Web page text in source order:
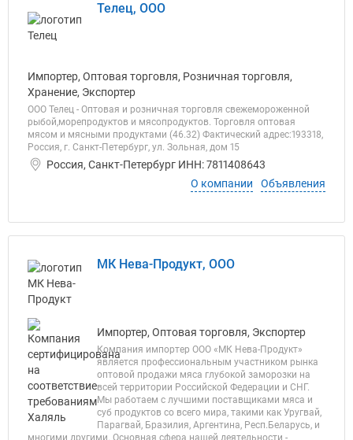
Телец, ООО
Импортер, Оптовая торговля, Розничная торговля,
Хранение, Экспортер
ООО Телец - Оптовая и розничная торговля свежемороженной
рыбой,морепродуктов и мясопродуктов. Торговля оптовая
мясом и мясными продуктами (46.32) Фактический адрес:193318,
Россия, г. Санкт-Петербург, ул. Зольная, дом 15
Россия, Санкт-Петербург ИНН: 7811408643
О компании
Объявления
МК Нева-Продукт, ООО
Импортер, Оптовая торговля, Экспортер
Компания импортер ООО «МК Нева-Продукт»
является профессиональным участником рынка
оптовой продажи мяса глубокой заморозки на
всей территории Российской Федерации и СНГ.
Мы работаем с лучшими поставщиками мяса и
суб продуктов со всего мира, такими как Уругвай,
Парагвай, Бразилия, Аргентина, Респ.Беларусь, и
многими другими. Основная сфера нашей деятельности -